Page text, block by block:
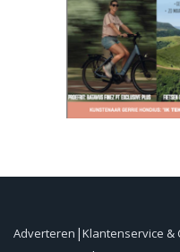
Adverteren Klantenservice &